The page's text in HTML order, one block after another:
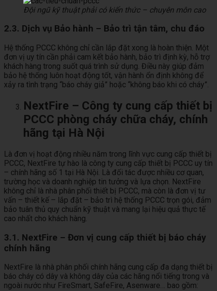
Đội ngũ kỹ thuật phải có kiến thức – chuyên môn cao
2.3. Dịch vụ Bảo hành – Bảo trì tận tâm, chu đáo
Hệ thống PCCC không chỉ cần lắp đặt xong là hoàn thiện. Một
đơn vị uy tín cần phải cam kết bảo hành, bảo trì định kỳ, hỗ trợ
khách hàng trong suốt quá trình sử dụng. Điều này giúp đảm
bảo hệ thống luôn hoạt động tốt, vận hành ổn định không để
xảy ra tình trạng “báo cháy giả” hoặc “không báo khi có cháy”.
NextFire – Công ty cung cấp thiết bị
PCCC phòng cháy chữa cháy, chính
hãng tại Hà Nội
Là đơn vị hoạt động nhiều năm trong lĩnh vực cung cấp thiết bị
PCCC, NextFire tự hào là công ty cung cấp thiết bị PCCC uy tín
– chính hãng số 1 tại Hà Nội. Là đối tác được nhiều cơ quan,
trường học và doanh nghiệp tin tưởng và lựa chọn. NextFire
không chỉ là nhà phân phối thiết bị PCCC, mà còn là đơn vị tư
vấn – thiết kế – lắp đặt – bảo trì hệ thống PCCC trọn gói, đảm
bảo tuân thủ quy chuẩn kỹ thuật và mang lại hiệu quả thực tế
cao nhất cho khách hàng.
3.1. NextFire – Đơn vị cung cấp thiết bị báo cháy
chính hãng
NextFire là nhà phân phối chính hãng cung cấp đa dạng thiết bị
báo cháy có dây và không dây của các hãng nổi tiếng trong và
ngoài nước như FireSmart, SafeFire, Asenware… bao gồm: